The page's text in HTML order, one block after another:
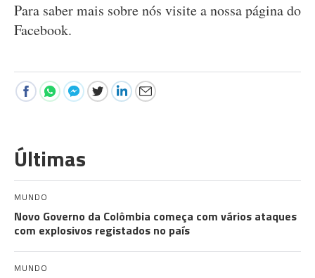
Para saber mais sobre nós visite a nossa página do
Facebook.
Últimas
MUNDO
Novo Governo da Colômbia começa com vários ataques
com explosivos registados no país
MUNDO